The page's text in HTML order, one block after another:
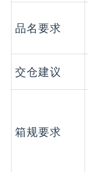
品名要求
交仓建议
箱规要求